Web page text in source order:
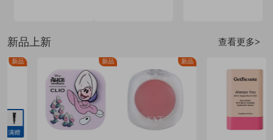
新品上新 查看更多>
满赠